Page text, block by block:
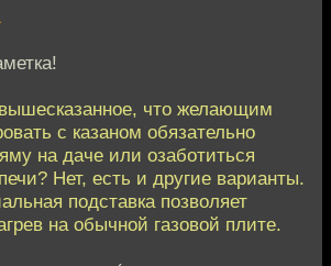
что желающим
с казаном обязательно
на даче или озаботиться
Нет, есть и другие варианты.
подставка позволяет
на обычной газовой плите.